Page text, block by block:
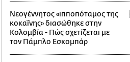
Νεογέννητος «ιπποπόταμος της
κοκαΐνης» διασώθηκε στην
Κολομβία - Πώς σχετίζεται με
τον Πάμπλο Εσκομπάρ